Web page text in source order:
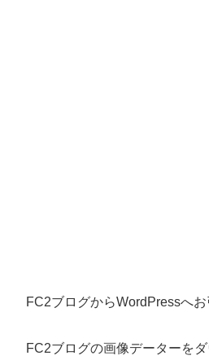
FC2ブログからWordPressへお
FC2ブログの画像データーを